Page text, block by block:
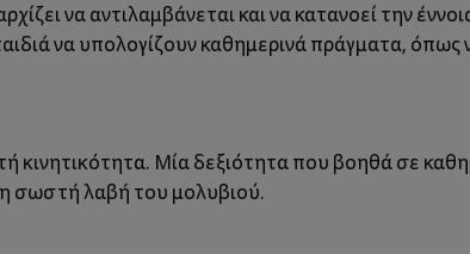
να αντιλαμβάνεται και να κατανοεί την
να υπολογίζουν καθημερινά πράγματα, όπως
κινητικότητα. Μία δεξιότητα που βοηθά σε
σωστή λαβή του μολυβιού.